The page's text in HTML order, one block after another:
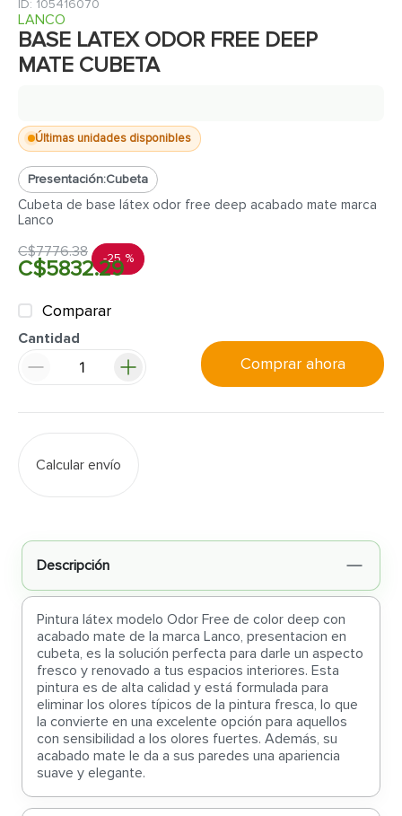
: 105416070
LANCO
BASE LATEX ODOR FREE DEEP
MATE CUBETA
Últimas unidades disponibles
Presentación:Cubeta
Cubeta de base látex odor free deep acabado mate marca
Lanco
C$7776.38 -25 %
C$5832.29
Comparar
Cantidad
Comprar ahora
Calcular envío
Descripción
Pintura látex modelo Odor Free de color deep con
acabado mate de la marca Lanco, presentacion en
cubeta, es la solución perfecta para darle un aspecto
fresco y renovado a tus espacios interiores. Esta
pintura es de alta calidad y está formulada para
eliminar los olores típicos de la pintura fresca, lo que
la convierte en una excelente opción para aquellos
con sensibilidad a los olores fuertes. Además, su
acabado mate le da a sus paredes una apariencia
suave y elegante.
8.
azulejo